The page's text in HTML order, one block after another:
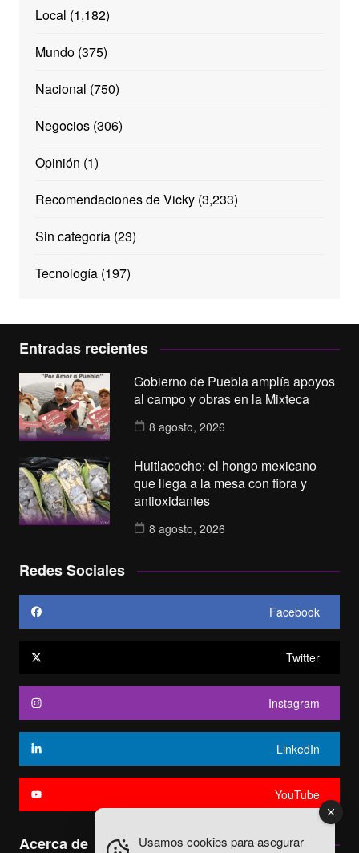
Local (1,182)
Mundo(375)
Nacional (750)
Negocios(306)
Opinión (1)
Recomendaciones de Vicky(3,233)
Sin categoría(23)
Tecnología(197)
Entradas recientes
Gobierno de Puebla amplía apoyos
al campo y obras en la Mixteca
8 agosto, 2026
Huitlacoche: el hongo mexicano
que llega a la mesa con fibra y
antioxidantes
8 agosto, 2026
Redes Sociales
Facebook
Twitter
Instagram
LinkedIn
YouTube
Acerca de
Usamos cookies para asegurar